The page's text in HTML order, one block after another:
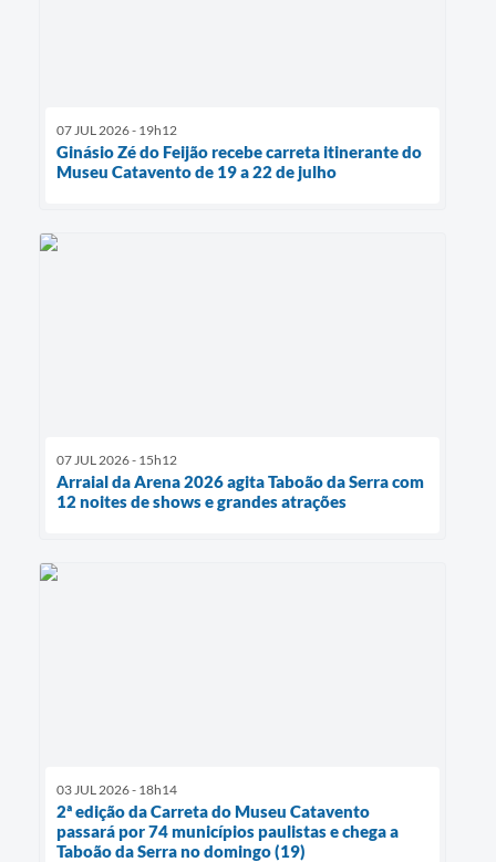
07 JUL 2026 - 19h12
Ginásio Zé do Feijão recebe carreta itinerante do
Museu Catavento de 19 a 22 de julho
07 JUL 2026 - 15h12
Arraial da Arena 2026 agita Taboão da Serra com
12 noites de shows e grandes atrações
03 JUL 2026 - 18h14
2ª edição da Carreta do Museu Catavento
passará por 74 municípios paulistas e chega a
Taboão da Serra no domingo (19)